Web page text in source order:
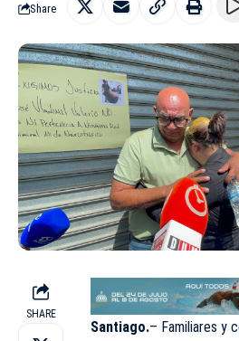
Share
SHARE
Santiago.– Familiares y